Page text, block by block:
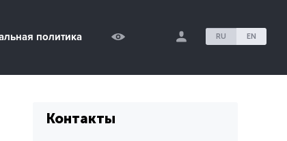
политика RU EN
Контакты